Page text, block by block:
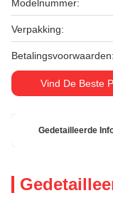
Modelnummer:
Verpakking:
Betalingsvoorwaarden:
Vind De Beste
Gedetailleerde